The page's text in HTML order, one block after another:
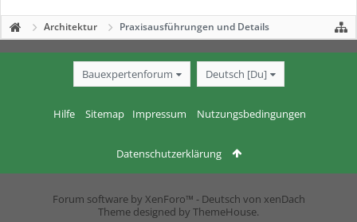
Architektur Praxisausführungen und Details
Bauexpertenforum Deutsch [Du]
Hilfe Sitemap Impressum Nutzungsbedingungen
Datenschutzerklärung
Forum software by XenForo™ - Deutsch von xenDach
Theme designed by ThemeHouse.